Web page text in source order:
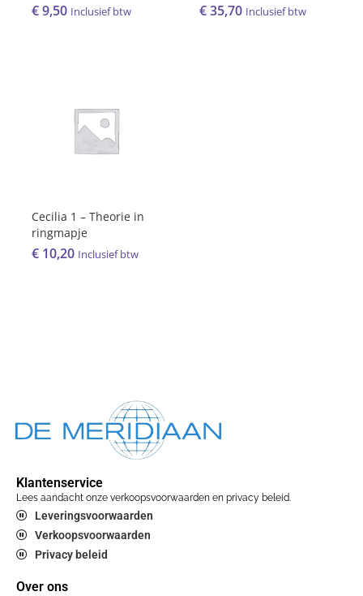
€9,50 Inclusief btw €35,70 Inclusief btw
Cecilia 1 – Theorie in
ringmapje
€ 10,20 Inclusief btw
Klantenservice
Lees aandacht onze verkoopsvoorwaarden en privacy beleid.
Leveringsvoorwaarden
Verkoopsvoorwaarden
Privacy beleid
Over ons